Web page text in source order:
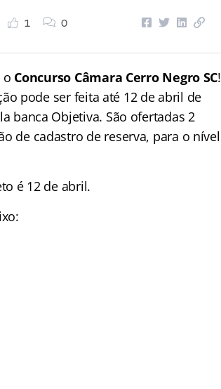
1 0
o Concurso Câmara Cerro Negro SC!
pode ser feita até 12 de abril de
banca Objetiva. São ofertadas 2
de cadastro de reserva, para o nível
é 12 de abril.